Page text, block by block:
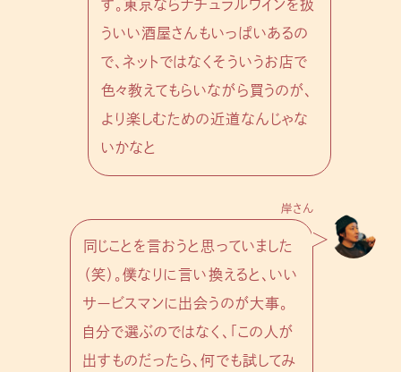
す。東京ならナチュラルワインを扱
ういい酒屋さんもいっぱいあるの
で、ネットではなくそういうお店で
色々教えてもらいながら買うのが、
より楽しむための近道なんじゃな
いかなと
岸さん
同じことを言おうと思っていました
（笑）。僕なりに言い換えると、いい
サービスマンに出会うのが大事。
自分で選ぶのではなく、「この人が
出すものだったら、何でも試してみ